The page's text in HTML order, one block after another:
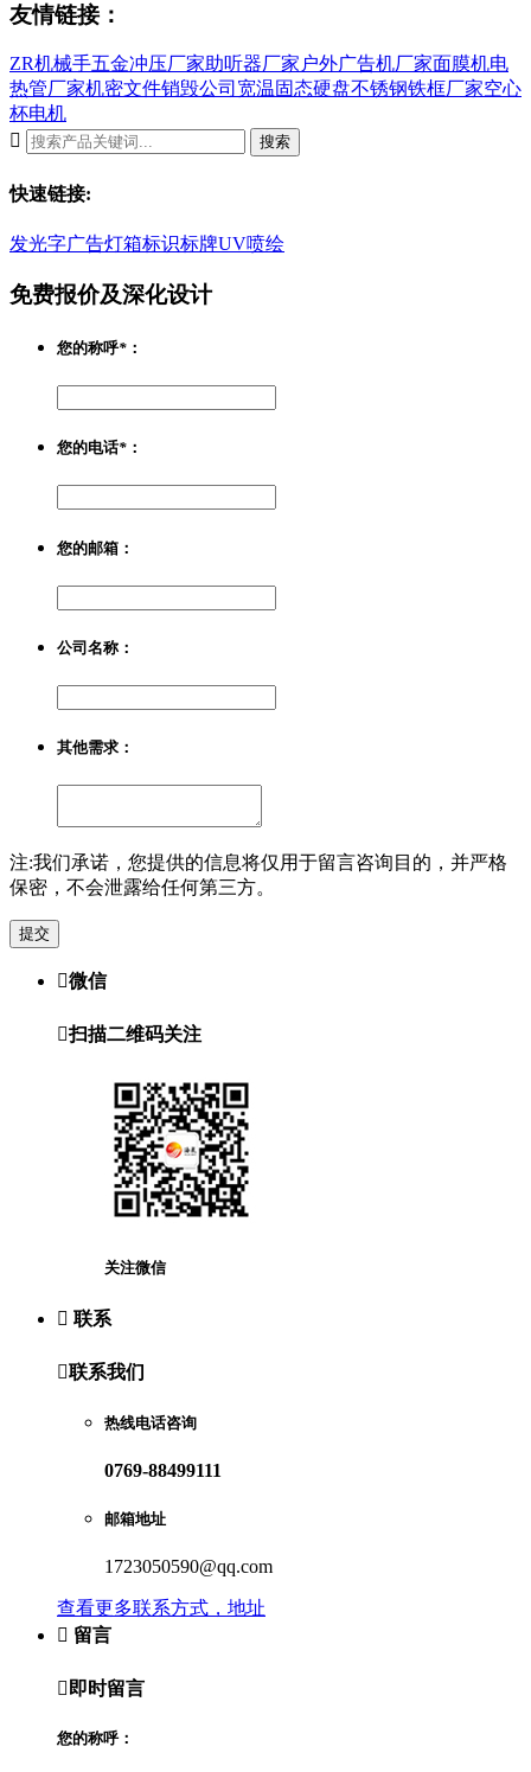
友情链接：
ZR机械手五金冲压厂家助听器厂家 户外广告机厂家面膜机电
热管厂家机密文件销毁公司 宽温固态硬盘不锈钢铁框厂家空心
杯电机

搜索
快速链接:
发光字广告灯箱标识标牌UV喷绘
免费报价及深化设计
您的称呼* ：
您的电话* ：
您的邮箱：
公司名称：
其他需求：
注:我们承诺，您提供的信息将仅用于留言咨询目的，并严格
保密，不会泄露给任何第三方。
提交
微信
扫描二维码关注
关注微信
 联系
联系我们
热线电话咨询
0769-88499111
邮箱地址
1723050590@qq.com
查看更多联系方式，地址
 留言
 即时留言
您的称呼：